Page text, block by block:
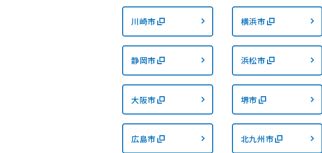
川崎市 横浜市
静岡市 浜松市
大阪市 堺市
広島市 北九州市